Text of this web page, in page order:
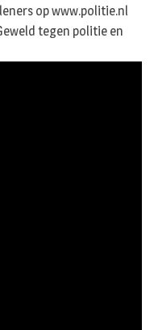
op www.politie.nl
tegen politie en